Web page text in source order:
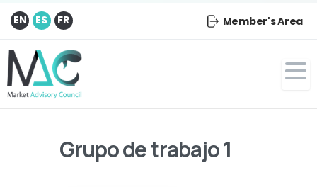
EN ES FR Member's Area
Grupo de trabajo 1